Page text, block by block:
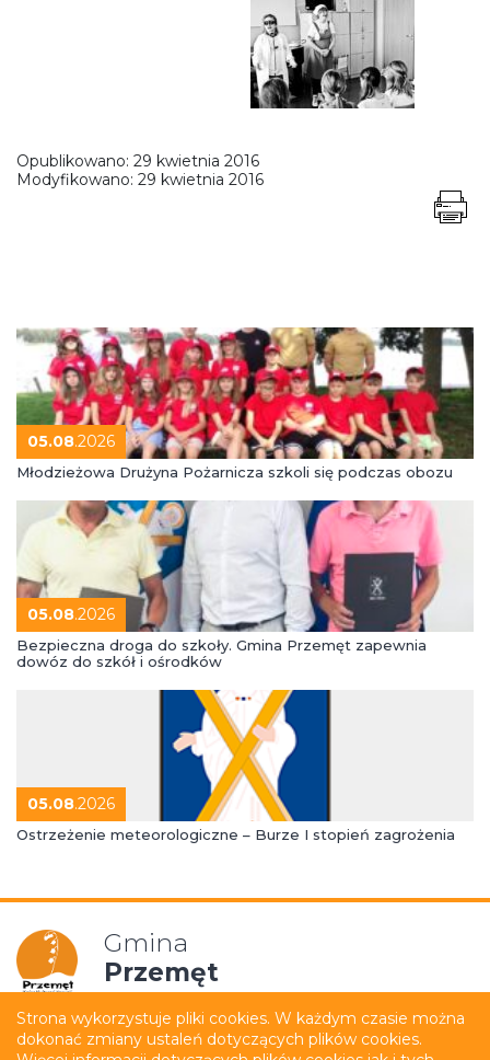
Opublikowano: 29 kwietnia 2016
Modyfikowano: 29 kwietnia 2016
05.08.2026
Młodzieżowa Drużyna Pożarnicza szkoli się podczas obozu
05.08.2026
Bezpieczna droga do szkoły. Gmina Przemęt zapewnia
dowóz do szkół i ośrodków
05.08.2026
Ostrzeżenie meteorologiczne – Burze I stopień zagrożenia
Gmina
Przemęt
Mapa strony Polityka prywatności
Strona wykorzystuje pliki cookies. W każdym czasie można
dokonać zmiany ustaleń dotyczących plików cookies.